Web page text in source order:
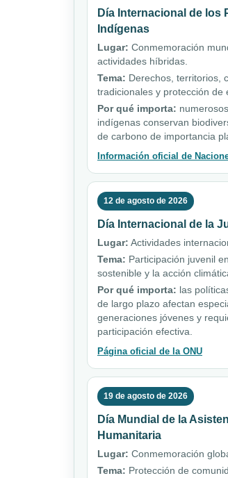
Día Internacional de los
Indígenas
Lugar: Conmemoración
actividades híbridas.
Tema: Derechos, territorios,
tradicionales y protección de
Por qué importa:
indígenas conservan
de carbono de importancia
Información oficial de
12 de agosto de 2026
Día Internacional de la
Lugar: Actividades
Tema: Participación juvenil
sostenible y la acción
Por qué importa: las
de largo plazo afectan
generaciones jóvenes y
participación efectiva.
Página oficial de la ONU
19 de agosto de 2026
Día Mundial de la
Humanitaria
Lugar: Conmemoración
Tema: Protección de